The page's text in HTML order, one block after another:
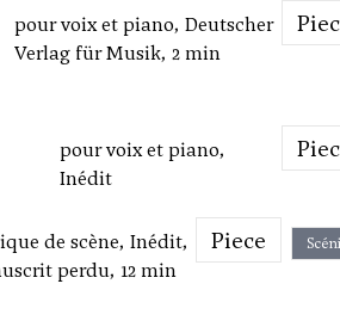
pour voix et piano, Deutscher
Verlag für Musik, 2 min
pour voix et piano,
Inédit
de scène, Inédit,
perdu, 12 min
Piece